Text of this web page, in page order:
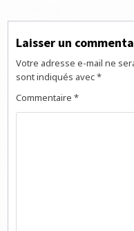
Laisser un
Votre adresse e-mail ne
sont indiqués avec*
Commentaire*